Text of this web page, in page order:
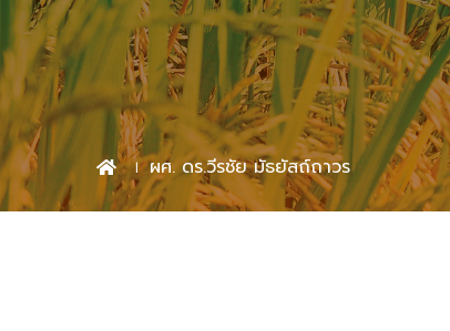
ผศ. ดร.วีรชัย มัธยัสถ์ถาวร